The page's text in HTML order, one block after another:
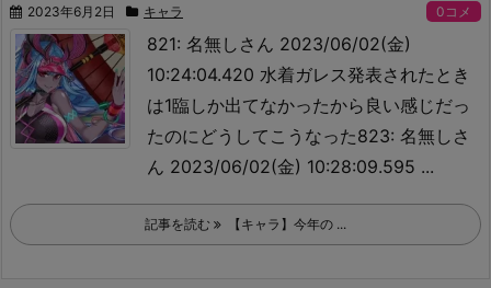
2023年6月2日 キャラ 0コメ
821: 名無しさん 2023/06/02(金)
10:24:04.420 水着ガレス発表されたとき
は1臨しか出てなかったから良い感じだっ
たのにどうしてこうなった823: 名無しさ
ん 2023/06/02(金) 10:28:09.595 ...
記事を読む 【キャラ】今年の ...